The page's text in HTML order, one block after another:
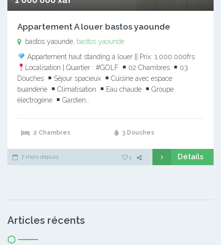
Appartement A louer bastos yaounde
bastos yaounde, bastos yaounde
Appartement haut standing à louer || Prix: 1.000.000frs
Localisation | Quartier : #GOLF
02 Chambres
03
Douches
Séjour spacieux
Cuisine avec espace
buanderie
Climatisation Eau chaude
Groupe
électrogène
Gardien…
2 Chambres 3 Douches
7 mois depuis 1 Détails
Articles récents